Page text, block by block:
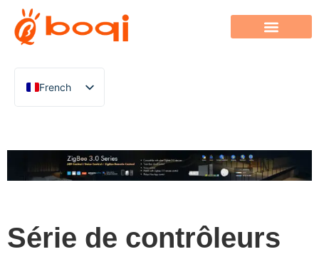
French
English
German
Spanish
Portuguese
Série de contrôleurs